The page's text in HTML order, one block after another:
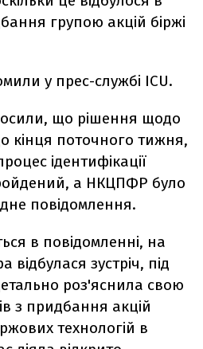
групою акцій біржі
у прес-службі ICU.
що рішення щодо
кінця поточного тижня,
ідентифікації
а НКЦПФР було
повідомлення.
в повідомленні, на
відбулася зустріч, під
роз'яснила свою
з придбання акцій
технологій в